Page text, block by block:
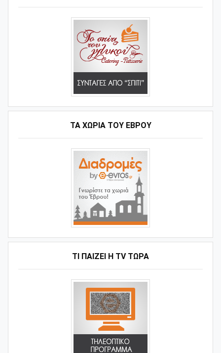
ΤΑ ΧΩΡΙΆ ΤΟΥ ΈΒΡΟΥ
ΤΙ ΠΑΊΖΕΙ Η ΤV ΤΏΡΑ